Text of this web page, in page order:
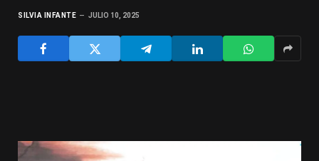
SILVIA INFANTE JULIO 10, 2025